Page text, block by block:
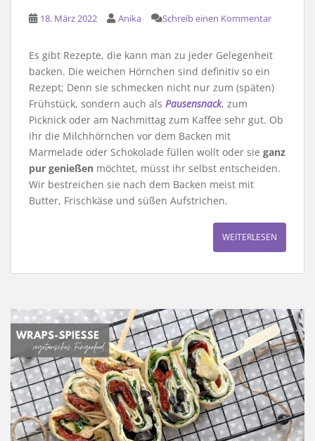
18. März 2022 Anika Schreib einen Kommentar
Es gibt Rezepte, die kann man zu jeder Gelegenheit
backen. Die weichen Hörnchen sind definitiv so ein
Rezept; Denn sie schmecken nicht nur zum (späten)
Frühstück, sondern auch als Pausensnack, zum
Picknick oder am Nachmittag zum Kaffee sehr gut. Ob
ihr die Milchhörnchen vor dem Backen mit
Marmelade oder Schokolade füllen wollt oder sie ganz
pur genießen möchtet, müsst ihr selbst entscheiden.
Wir bestreichen sie nach dem Backen meist mit
Butter, Frischkäse und süßen Aufstrichen.
WEITERLESEN